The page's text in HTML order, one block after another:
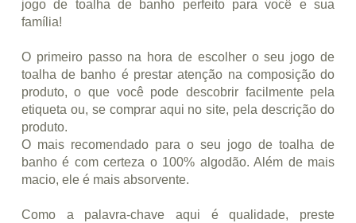
jogo de toalha de banho perfeito para você e sua
família!
O primeiro passo na hora de escolher o seu jogo de
toalha de banho é prestar atenção na composição do
produto, o que você pode descobrir facilmente pela
etiqueta ou, se comprar aqui no site, pela descrição do
produto.
O mais recomendado para o seu jogo de toalha de
banho é com certeza o 100% algodão. Além de mais
macio, ele é mais absorvente.
Como a palavra-chave aqui é qualidade, preste